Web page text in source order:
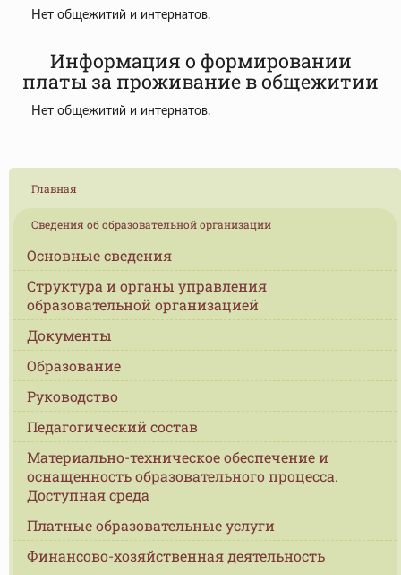
Нет общежитий и интернатов.
Информация о формировании
платы за проживание в общежитии
Нет общежитий и интернатов.
Главная
Сведения об образовательной организации
Основные сведения
Структура и органы управления
образовательной организацией
Документы
Образование
Руководство
Педагогический состав
Материально-техническое обеспечение и
оснащенность образовательного процесса.
Доступная среда
Платные образовательные услуги
Финансово-хозяйственная деятельность